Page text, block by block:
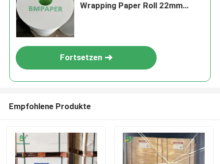
Wrapping Paper Roll 22mm
Fortsetzen
Empfohlene Produkte